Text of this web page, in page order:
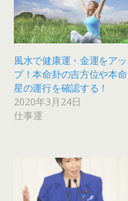
風水で健康運・金運をアッ
プ！本命卦の吉方位や本命
星の運行を確認する！
2020年3月24日
仕事運